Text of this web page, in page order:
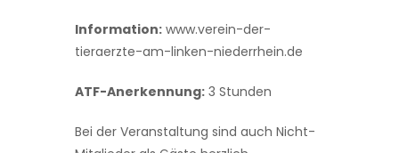
Information: www.verein-der-
tieraerzte-am-linken-niederrhein.de
ATF-Anerkennung: 3 Stunden
Bei der Veranstaltung sind auch Nicht-